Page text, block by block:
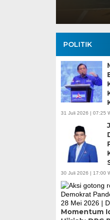
POLITIK
31 Juli 2026 | 07:25
30 Juli 2026 | 17:00
Momentum